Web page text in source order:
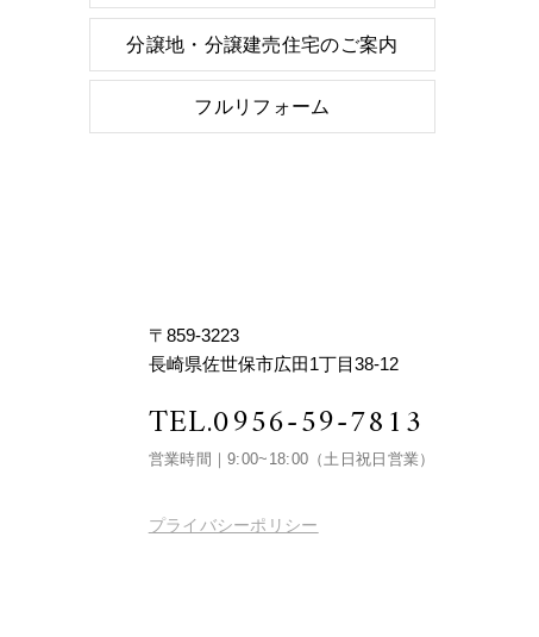
分譲地・分譲建売住宅のご案内
フルリフォーム
〒859-3223
長崎県佐世保市広田1丁目38-12
TEL.0956-59-7813
営業時間｜9:00~18:00 （土日祝日営業）
プライバシーポリシー